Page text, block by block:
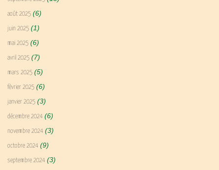
août 2025 (6)
juin 2025 (1)
mai 2025 (6)
avril 2025 (7)
mars 2025 (5)
février 2025 (6)
janvier 2025 (3)
décembre 2024 (6)
novembre 2024 (3)
octobre 2024 (9)
septembre 2024 (3)